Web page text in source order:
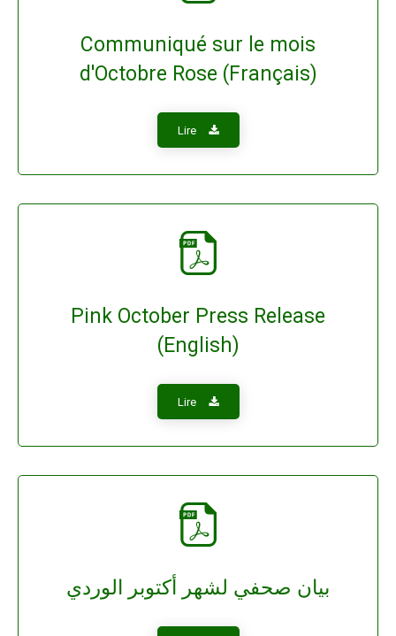
Communiqué sur le mois
d'Octobre Rose (Français)
Lire
Pink October Press Release
(English)
Lire
بيان صحفي لشهر أكتوبر الوردي